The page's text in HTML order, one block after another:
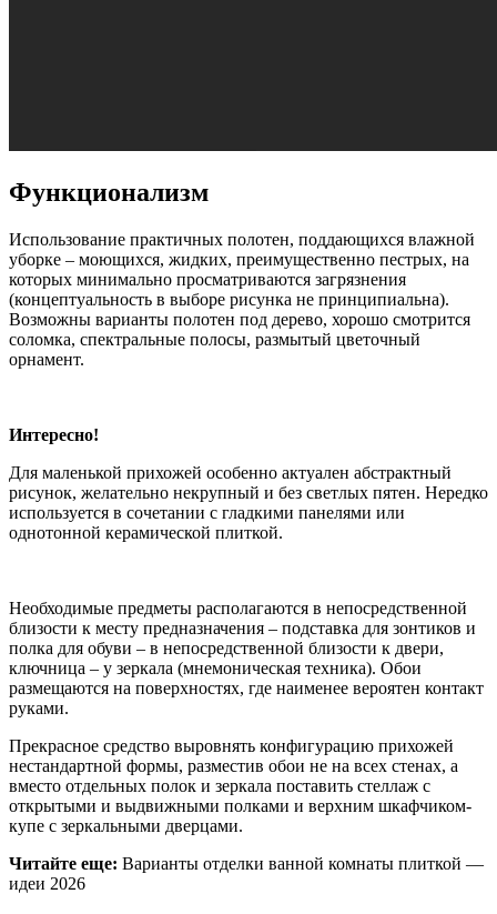
Функционализм
Использование практичных полотен, поддающихся влажной
уборке – моющихся, жидких, преимущественно пестрых, на
которых минимально просматриваются загрязнения
(концептуальность в выборе рисунка не принципиальна).
Возможны варианты полотен под дерево, хорошо смотрится
соломка, спектральные полосы, размытый цветочный
орнамент.
Интересно!
Для маленькой прихожей особенно актуален абстрактный
рисунок, желательно некрупный и без светлых пятен. Нередко
используется в сочетании с гладкими панелями или
однотонной керамической плиткой.
Необходимые предметы располагаются в непосредственной
близости к месту предназначения – подставка для зонтиков и
полка для обуви – в непосредственной близости к двери,
ключница – у зеркала (мнемоническая техника). Обои
размещаются на поверхностях, где наименее вероятен контакт
руками.
Прекрасное средство выровнять конфигурацию прихожей
нестандартной формы, разместив обои не на всех стенах, а
вместо отдельных полок и зеркала поставить стеллаж с
открытыми и выдвижными полками и верхним шкафчиком-
купе с зеркальными дверцами.
Читайте еще: Варианты отделки ванной комнаты плиткой —
идеи 2026